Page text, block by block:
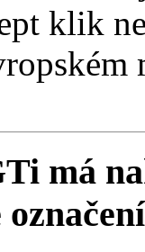
klik
má